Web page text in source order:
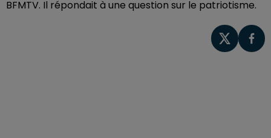
BFMTV. Il répondait à une question sur le patriotisme.